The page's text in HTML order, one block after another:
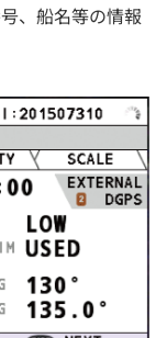
、船名等の情報